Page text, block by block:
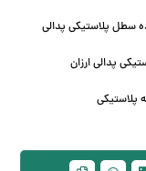
سطل پلاستیکی پدالی
پدالی ارزان
پلاستیکی